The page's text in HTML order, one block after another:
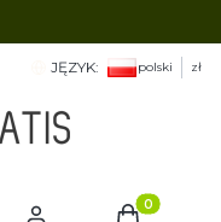
JĘZYK: polski zł
Produkty